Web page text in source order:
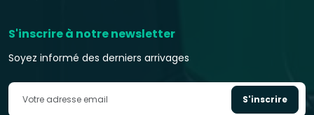
S'inscrire à notre newsletter
Soyez informé des derniers arrivages
S'inscrire